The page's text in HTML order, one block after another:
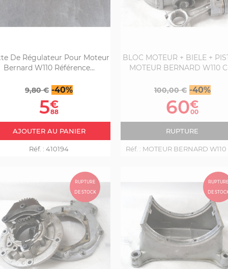
De Régulateur Pour Moteur
Bernard W110 Référence...
Prix
base
9,80 € -40%Prix
5€
88
AJOUTER AU PANIER
Réf. : 410194
BLOC MOTEUR + BIELE +
MOTEUR BERNARD W110
Prix
base
100,00 € -40%Prix
60€
00
RUPTURE
Réf. : MOTEUR BERNARD W110
RUPTURE
DE STOCK
RUPTURE
DE